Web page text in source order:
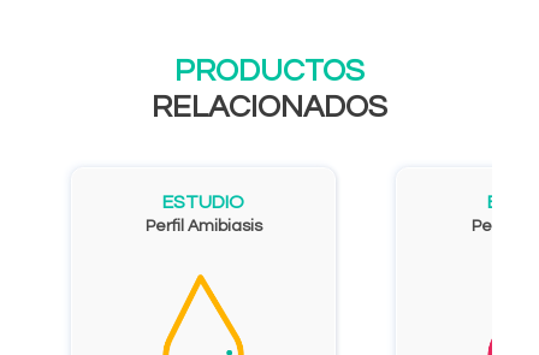
PRODUCTOS
RELACIONADOS
ESTUDIO
Perfil Amibiasis Perfil